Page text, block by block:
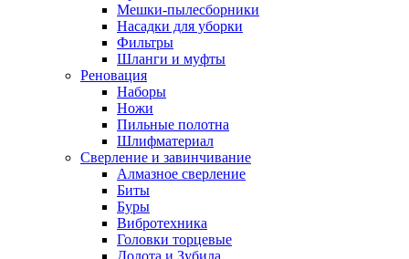
Мешки-пылесборники
Насадки для уборки
Фильтры
Шланги и муфты
Реновация
Наборы
Ножи
Пильные полотна
Шлифматериал
Сверление и завинчивание
Алмазное сверление
Биты
Буры
Вибротехника
Головки торцевые
Долота и Зубила